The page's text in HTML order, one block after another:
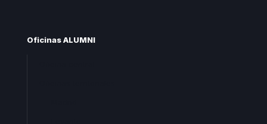
Oficinas ALUMNI